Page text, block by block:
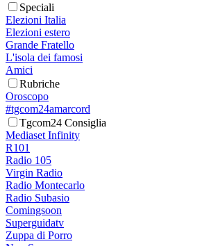
Speciali
Elezioni Italia
Elezioni estero
Grande Fratello
L'isola dei famosi
Amici
Rubriche
Oroscopo
#tgcom24amarcord
Tgcom24 Consiglia
Mediaset Infinity
R101
Radio 105
Virgin Radio
Radio Montecarlo
Radio Subasio
Comingsoon
Superguidatv
Zuppa di Porro